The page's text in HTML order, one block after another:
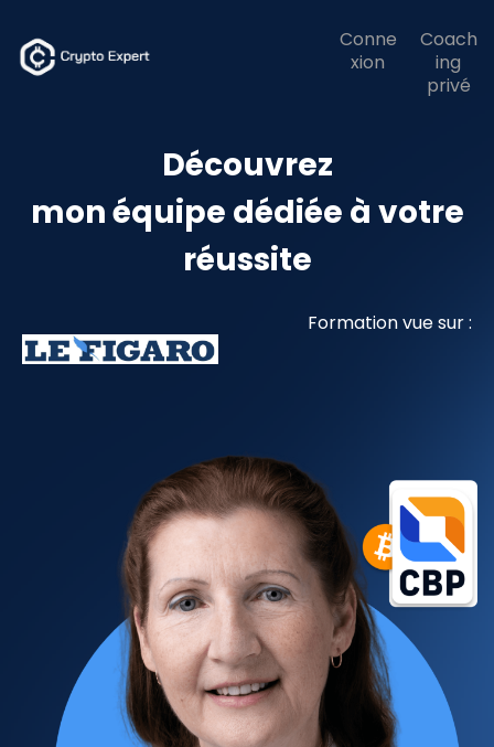
Conne
xion
Coach
ing
privé
Découvrez
mon équipe dédiée à votre
réussite
Formation vue sur :